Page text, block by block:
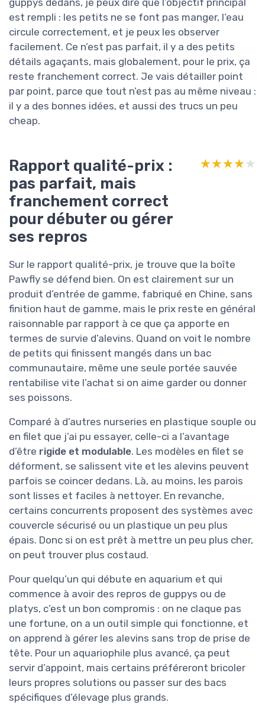
guppys dedans, je peux dire que l’objectif principal
est rempli : les petits ne se font pas manger, l’eau
circule correctement, et je peux les observer
facilement. Ce n’est pas parfait, il y a des petits
détails agaçants, mais globalement, pour le prix, ça
reste franchement correct. Je vais détailler point
par point, parce que tout n’est pas au même niveau :
il y a des bonnes idées, et aussi des trucs un peu
cheap.
Rapport qualité-prix :
pas parfait, mais
franchement correct
pour débuter ou gérer
ses repros
★★★★★
★★★★★
Sur le rapport qualité-prix, je trouve que la boîte
Pawfly se défend bien. On est clairement sur un
produit d’entrée de gamme, fabriqué en Chine, sans
finition haut de gamme, mais le prix reste en général
raisonnable par rapport à ce que ça apporte en
termes de survie d’alevins. Quand on voit le nombre
de petits qui finissent mangés dans un bac
communautaire, même une seule portée sauvée
rentabilise vite l’achat si on aime garder ou donner
ses poissons.
Comparé à d’autres nurseries en plastique souple ou
en filet que j’ai pu essayer, celle-ci a l’avantage
d’être rigide et modulable. Les modèles en filet se
déforment, se salissent vite et les alevins peuvent
parfois se coincer dedans. Là, au moins, les parois
sont lisses et faciles à nettoyer. En revanche,
certains concurrents proposent des systèmes avec
couvercle sécurisé ou un plastique un peu plus
épais. Donc si on est prêt à mettre un peu plus cher,
on peut trouver plus costaud.
Pour quelqu’un qui débute en aquarium et qui
commence à avoir des repros de guppys ou de
platys, c’est un bon compromis : on ne claque pas
une fortune, on a un outil simple qui fonctionne, et
on apprend à gérer les alevins sans trop de prise de
tête. Pour un aquariophile plus avancé, ça peut
servir d’appoint, mais certains préféreront bricoler
leurs propres solutions ou passer sur des bacs
spécifiques d’élevage plus grands.